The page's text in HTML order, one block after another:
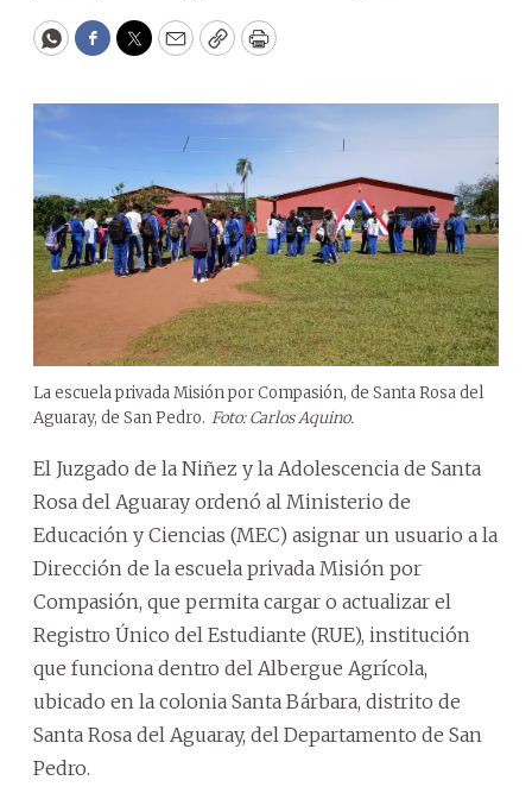
WhatsApp
Facebook
Twitter
EmailCopyPrint
La escuela privada Misión por Compasión, de Santa Rosa del
Aguaray, de San Pedro. Foto: Carlos Aquino.
El Juzgado de la Niñez y la Adolescencia de Santa
Rosa del Aguaray ordenó al Ministerio de
Educación y Ciencias (MEC) asignar un usuario a la
Dirección de la escuela privada Misión por
Compasión, que permita cargar o actualizar el
Registro Único del Estudiante (RUE), institución
que funciona dentro del Albergue Agrícola,
ubicado en la colonia Santa Bárbara, distrito de
Santa Rosa del Aguaray, del Departamento de San
Pedro.